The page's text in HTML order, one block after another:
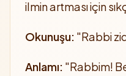
ilmin artması için
Okunuşu: "Rabbi
Anlamı: "Rabbim!